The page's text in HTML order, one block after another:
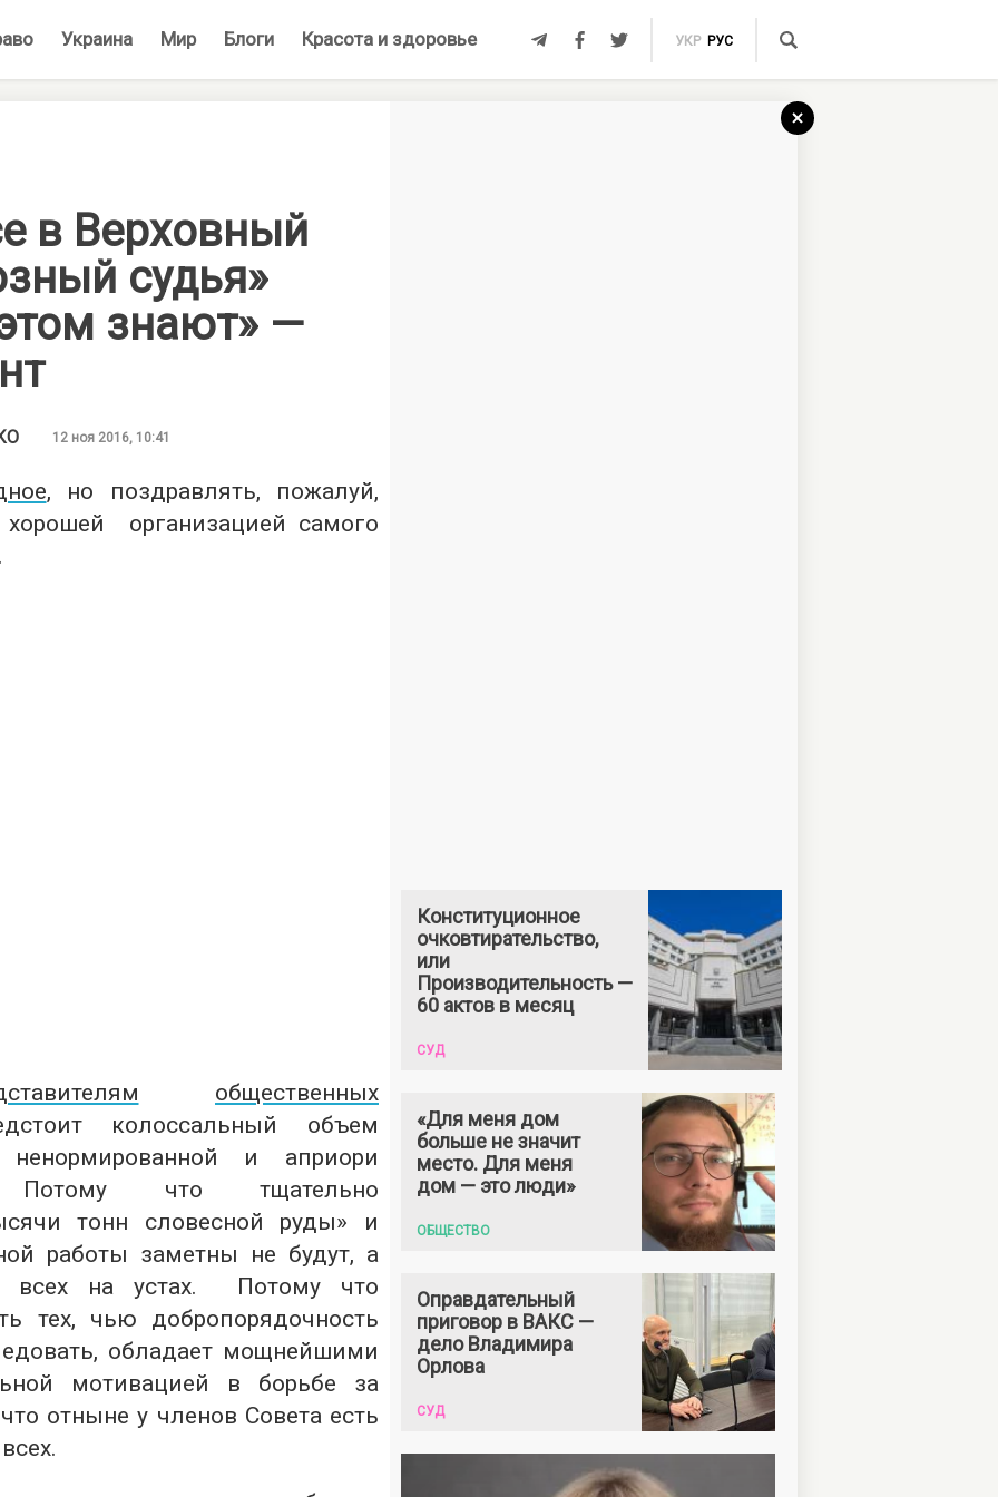
Украина Мир Блоги Красота и здоровье УКР РУС
в Верховный
судья»
знают» —
12 ноя 2016, 10:41
, но поздравлять, пожалуй,
хорошей организацией самого
общественных
колоссальный объем
и априори
Потому что тщательно
тонн словесной руды» и
работы заметны не будут, а
всех на устах. Потому что
тех, чью добропорядочность
обладает мощнейшими
мотивацией в борьбе за
отныне у членов Совета есть
Конституционное
очковтирательство,
или
Производительность —
60 актов в месяц
СУД
«Для меня дом
больше не значит
место. Для меня
дом — это люди»
ОБЩЕСТВО
Оправдательный
приговор в ВАКС —
дело Владимира
Орлова
СУД